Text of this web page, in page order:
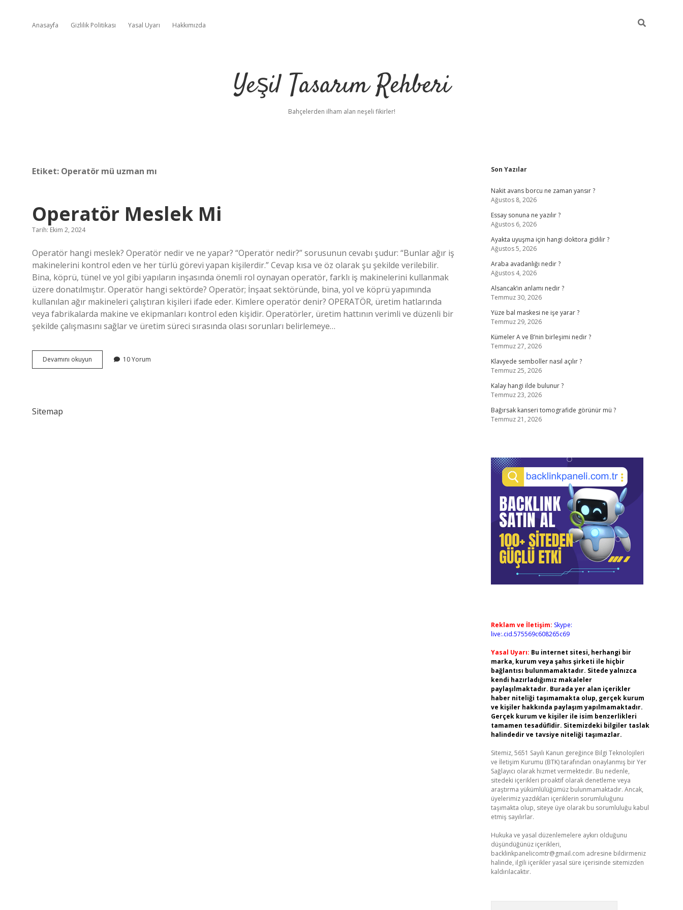
Anasayfa Gizlilik Politikası Yasal Uyarı Hakkımızda
Yeşil Tasarım Rehberi
Bahçelerden ilham alan neşeli fikirler!
Etiket: Operatör mü uzman mı
Operatör Meslek Mi
Tarih: Ekim 2, 2024
Operatör hangi meslek? Operatör nedir ve ne yapar? “Operatör nedir?” sorusunun cevabı şudur: “Bunlar ağır iş
makinelerini kontrol eden ve her türlü görevi yapan kişilerdir.” Cevap kısa ve öz olarak şu şekilde verilebilir.
Bina, köprü, tünel ve yol gibi yapıların inşasında önemli rol oynayan operatör, farklı iş makinelerini kullanmak
üzere donatılmıştır. Operatör hangi sektörde? Operatör; İnşaat sektöründe, bina, yol ve köprü yapımında
kullanılan ağır makineleri çalıştıran kişileri ifade eder. Kimlere operatör denir? OPERATÖR, üretim hatlarında
veya fabrikalarda makine ve ekipmanları kontrol eden kişidir. Operatörler, üretim hattının verimli ve düzenli bir
şekilde çalışmasını sağlar ve üretim süreci sırasında olası sorunları belirlemeye…
Devamını okuyun Operatör
Meslek
10 Yorum
Sitemap
Sidebar
Son Yazılar
Nakit avans borcu ne zaman yansır ?
Ağustos 8, 2026
Essay sonuna ne yazılır ?
Ağustos 6, 2026
Ayakta uyuşma için hangi doktora gidilir ?
Ağustos 5, 2026
Araba avadanlığı nedir ?
Ağustos 4, 2026
Alsancak’ın anlamı nedir ?
Temmuz 30, 2026
Yüze bal maskesi ne işe yarar ?
Temmuz 29, 2026
Kümeler A ve B’nin birleşimi nedir ?
Temmuz 27, 2026
Klavyede semboller nasıl açılır ?
Temmuz 25, 2026
Kalay hangi ilde bulunur ?
Temmuz 23, 2026
Bağırsak kanseri tomografide görünür mü ?
Temmuz 21, 2026
Reklam ve İletişim: Skype:
live:.cid.575569c608265c69
Yasal Uyarı: Bu internet sitesi, herhangi bir
marka, kurum veya şahıs şirketi ile hiçbir
bağlantısı bulunmamaktadır. Sitede yalnızca
kendi hazırladığımız makaleler
paylaşılmaktadır. Burada yer alan içerikler
haber niteliği taşımamakta olup, gerçek kurum
ve kişiler hakkında paylaşım yapılmamaktadır.
Gerçek kurum ve kişiler ile isim benzerlikleri
tamamen tesadüfidir. Sitemizdeki bilgiler taslak
halindedir ve tavsiye niteliği taşımazlar.
Sitemiz, 5651 Sayılı Kanun gereğince Bilgi Teknolojileri
ve İletişim Kurumu (BTK) tarafından onaylanmış bir Yer
Sağlayıcı olarak hizmet vermektedir. Bu nedenle,
sitedeki içerikleri proaktif olarak denetleme veya
araştırma yükümlülüğümüz bulunmamaktadır. Ancak,
üyelerimiz yazdıkları içeriklerin sorumluluğunu
taşımakta olup, siteye üye olarak bu sorumluluğu kabul
etmiş sayılırlar.
Hukuka ve yasal düzenlemelere aykırı olduğunu
düşündüğünüz içerikleri,
backlinkpanelicomtr@gmail.com adresine bildirmeniz
halinde, ilgili içerikler yasal süre içerisinde sitemizden
kaldırılacaktır.